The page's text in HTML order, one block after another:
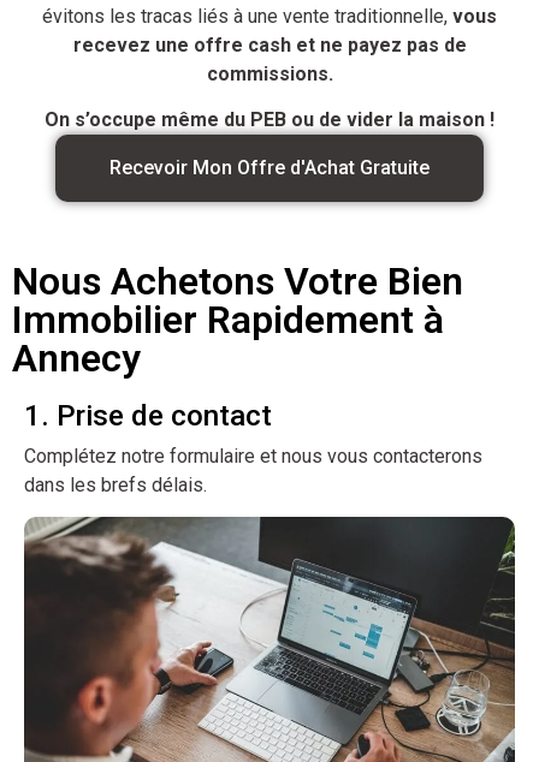
évitons les tracas liés à une vente traditionnelle, vous
recevez une offre cash et ne payez pas de
commissions.
On s’occupe même du PEB ou de vider la maison !
Recevoir Mon Offre d'Achat Gratuite
Nous Achetons Votre Bien
Immobilier Rapidement à
Annecy
1. Prise de contact
Complétez notre formulaire et nous vous contacterons
dans les brefs délais.